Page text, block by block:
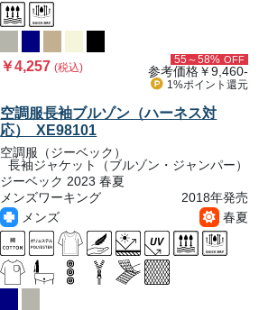
￥4,257(税込)
55～58% OFF
参考価格￥9,460-
1%ポイント 還元
空調服長袖ブルゾン（ハーネス対
応） XE98101
空調服（ジーベック）
長袖ジャケット（ブルゾン・ジャンパー）
ジーベック 2023 春夏
メンズワーキング
2018年発売
メンズ
春夏